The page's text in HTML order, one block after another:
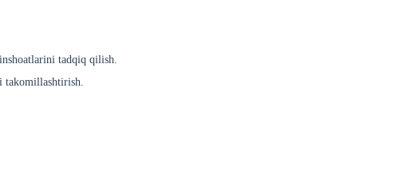
tadqiq qilish.
takomillashtirish.